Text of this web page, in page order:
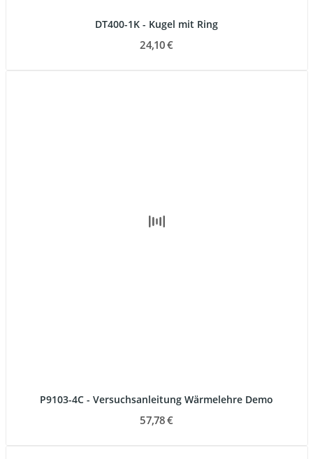
DT400-1K - Kugel mit Ring
24,10 €
P9103-4C - Versuchsanleitung Wärmelehre Demo
57,78 €